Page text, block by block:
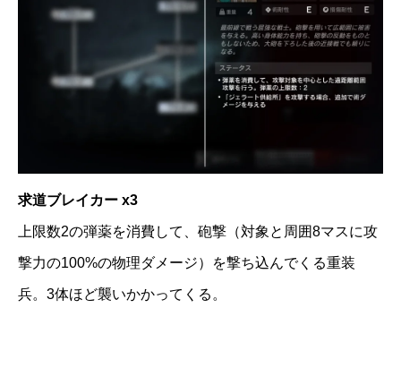
求道ブレイカー x3
上限数2の弾薬を消費して、砲撃（対象と周囲8マスに攻
撃力の100%の物理ダメージ）を撃ち込んでくる重装
兵。3体ほど襲いかかってくる。